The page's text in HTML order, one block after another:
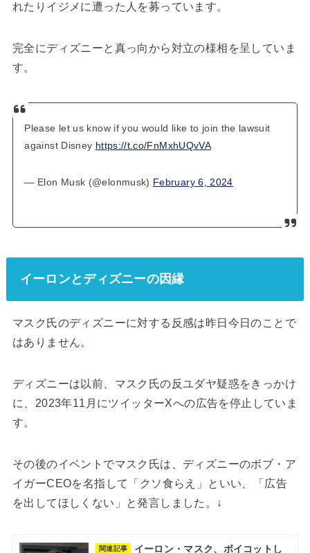
れたりイジメに遭った人を募っています。
完全にディズニーと真っ向から対立の様相を呈していま
す。
Please let us know if you would like to join the lawsuit
against Disney https://t.co/FnMxhUQvVA
— Elon Musk (@elonmusk) February 6, 2024
イーロンとディズニーの因縁
マスク氏のディズニーに対する反感は昨日今日のことで
はありません。
ディズニーは以前、マスク氏の反ユダヤ疑惑をきっかけ
に、2023年11月にツイッターXへの広告を停止していま
す。
その後のイベントでマスク氏は、ディズニーのボブ・ア
イガーCEOを名指して「クソ食らえ」といい、「広告
を出してほしくない」と発言しました。↓
関連記事
イーロン・マスク、ボイコットし